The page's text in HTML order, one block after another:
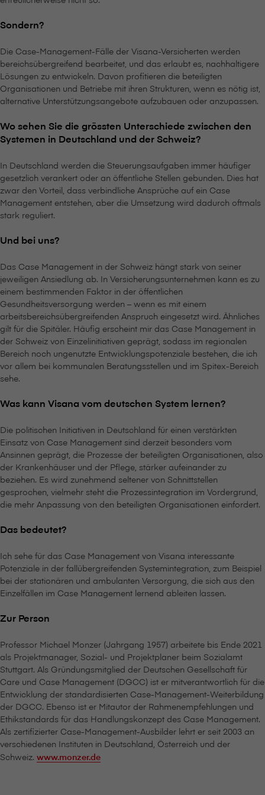
Sondern?
Die Case-Management-Fälle der V⁠i⁠s⁠a⁠n⁠a-Versicherten werden
bereichsübergreifend bearbeitet, und das erlaubt es, nachhaltigere
Lösungen zu entwickeln. Davon profitieren die beteiligten
Organisationen und Betriebe mit ihren Strukturen, wenn es nötig ist,
alternative Unterstützungsangebote aufzubauen oder anzupassen.
Wo sehen Sie die grössten Unterschiede zwischen den
Systemen in Deutschland und der Schweiz?
In Deutschland werden die Steuerungsaufgaben immer häufiger
gesetzlich verankert oder an öffentliche Stellen gebunden. Dies hat
zwar den Vorteil, dass verbindliche Ansprüche auf ein Case
Management entstehen, aber die Umsetzung wird dadurch oftmals
stark reguliert.
Und bei uns?
Das Case Management in der Schweiz hängt stark von seiner
jeweiligen Ansiedlung ab. In Versicherungsunternehmen kann es zu
einem bestimmenden Faktor in der öffentlichen
Gesundheitsversorgung werden – wenn es mit einem
arbeitsbereichsübergreifenden Anspruch eingesetzt wird. Ähnliches
gilt für die Spitäler. Häufig erscheint mir das Case Management in
der Schweiz von Einzelinitiativen geprägt, sodass im regionalen
Bereich noch ungenutzte Entwicklungspotenziale bestehen, die ich
vor allem bei kommunalen Beratungsstellen und im Spitex-Bereich
sehe.
Was kann V⁠i⁠s⁠a⁠n⁠a vom deutschen System lernen?
Die politischen Initiativen in Deutschland für einen verstärkten
Einsatz von Case Management sind derzeit besonders vom
Ansinnen geprägt, die Prozesse der beteiligten Organisationen, also
der Krankenhäuser und der Pflege, stärker aufeinander zu
beziehen. Es wird zunehmend seltener von Schnittstellen
gesprochen, vielmehr steht die Prozessintegration im Vordergrund,
die mehr Anpassung von den beteiligten Organisationen einfordert.
Das bedeutet?
Ich sehe für das Case Management von V⁠i⁠s⁠a⁠n⁠a interessante
Potenziale in der fallübergreifenden Systemintegration, zum Beispiel
bei der stationären und ambulanten Versorgung, die sich aus den
Einzelfällen im Case Management lernend ableiten lassen.
Zur Person
Professor Michael Monzer (Jahrgang 1957) arbeitete bis Ende 2021
als Projektmanager, Sozial- und Projektplaner beim Sozialamt
Stuttgart. Als Gründungsmitglied der Deutschen Gesellschaft für
Care und Case Management (DGCC) ist er mitverantwortlich für die
Entwicklung der standardisierten Case-Management-Weiterbildung
der DGCC. Ebenso ist er Mitautor der Rahmenempfehlungen und
Ethikstandards für das Handlungskonzept des Case Management.
Als zertifizierter Case-Management-Ausbilder lehrt er seit 2003 an
verschiedenen Instituten in Deutschland, Österreich und der
Schweiz. www.monzer.de